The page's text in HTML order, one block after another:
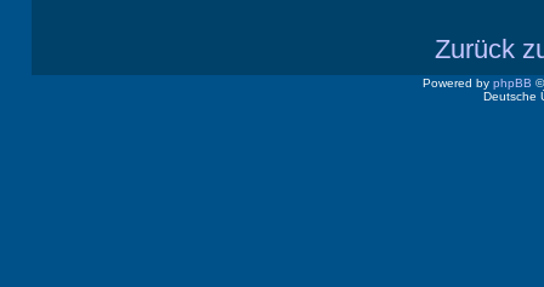
Zurück
Powered by phpBB
Deutsche